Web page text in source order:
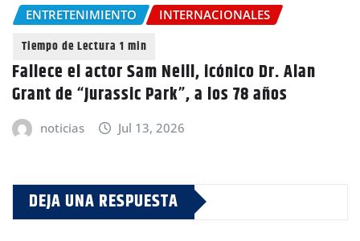
ENTRETENIMIENTO INTERNACIONALES
Fallece el actor Sam Neill, icónico Dr. Alan
Grant de “Jurassic Park”, a los 78 años
noticias Jul 13, 2026
DEJA UNA RESPUESTA